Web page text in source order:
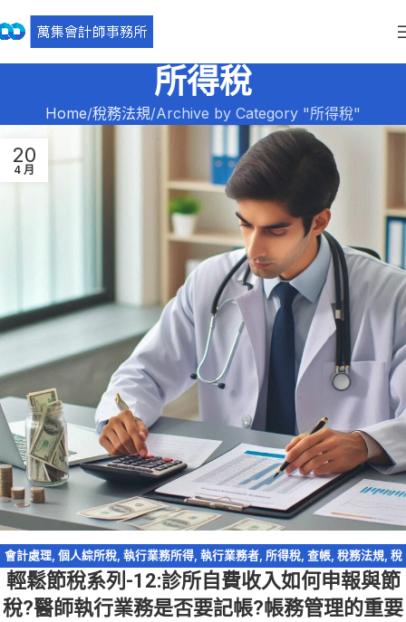
所得稅
Home 稅務法規 Archive by Category "所得稅"
20
4 月
會計處理, 個人綜所稅, 執行業務所得, 執行業務者, 所得稅, 查帳, 稅務法規, 稅
務法規-洗錢防制法
稅務違章,稅捐稽徵法, 輕鬆節稅, 輕鬆節稅-綜所稅
輕鬆節稅系列-12:診所自費收入如何申報與節
稅?醫師執行業務是否要記帳?帳務管理的重要